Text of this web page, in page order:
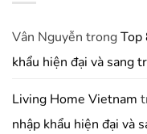
Vân Nguyễn trongTop
khẩu hiện đại và sang
Living Home Vietnam
nhập khẩu hiện đại và